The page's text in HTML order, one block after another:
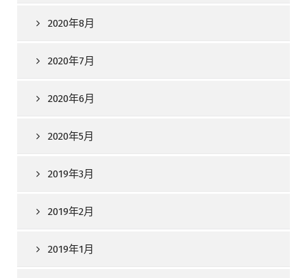
2020年8月
2020年7月
2020年6月
2020年5月
2019年3月
2019年2月
2019年1月